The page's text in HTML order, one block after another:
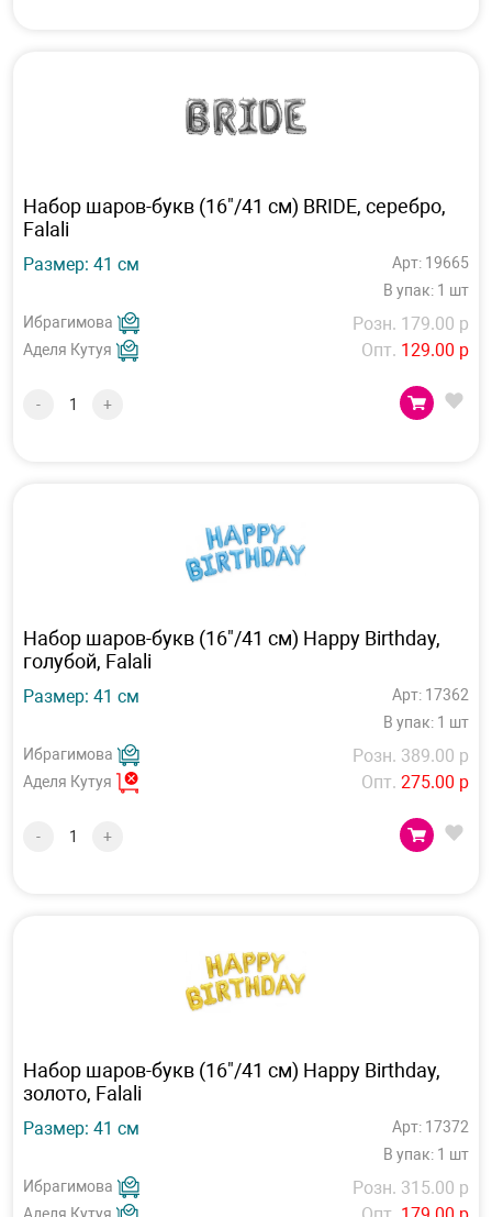
Набор шаров-букв (16"/41 см) BRIDE, серебро,
Falali
Размер: 41 см
Арт: 19665
В упак: 1 шт
Ибрагимова
Аделя Кутуя
Розн. 179.00 р
Опт. 129.00 р
- +
Набор шаров-букв (16"/41 см) Happy Birthday,
голубой, Falali
Размер: 41 см
Арт: 17362
В упак: 1 шт
Ибрагимова
Аделя Кутуя
Розн. 389.00 р
Опт. 275.00 р
- +
Набор шаров-букв (16"/41 см) Happy Birthday,
золото, Falali
Размер: 41 см
Арт: 17372
В упак: 1 шт
Ибрагимова
Розн. 315.00 р